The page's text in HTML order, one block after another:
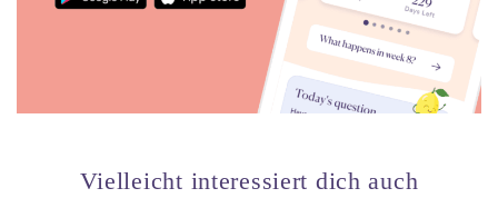
Vielleicht interessiert dich auch